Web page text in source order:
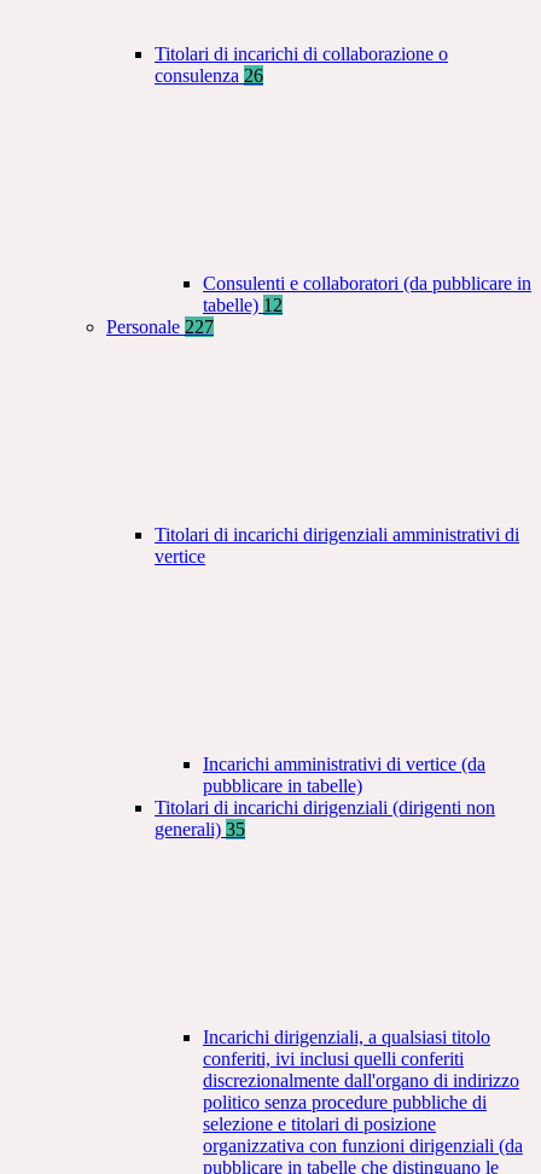
Titolari di incarichi di collaborazione o
consulenza 26
Consulenti e collaboratori (da pubblicare in
tabelle) 12
Personale 227
Titolari di incarichi dirigenziali amministrativi di
vertice
Incarichi amministrativi di vertice (da
pubblicare in tabelle)
Titolari di incarichi dirigenziali (dirigenti non
generali) 35
Incarichi dirigenziali, a qualsiasi titolo
conferiti, ivi inclusi quelli conferiti
discrezionalmente dall'organo di indirizzo
politico senza procedure pubbliche di
selezione e titolari di posizione
organizzativa con funzioni dirigenziali (da
pubblicare in tabelle che distinguano le